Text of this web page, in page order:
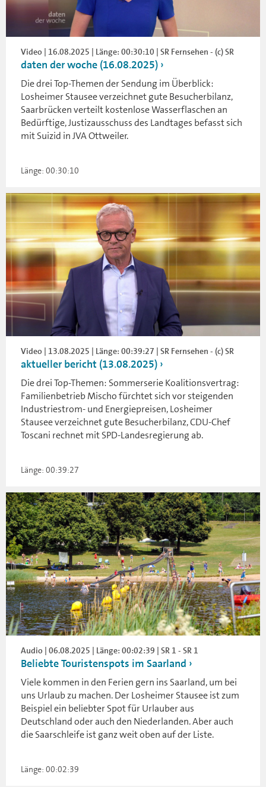
Video | 16.08.2025 | Länge: 00:30:10 | SR Fernsehen - (c) SR
daten der woche (16.08.2025)
Die drei Top-Themen der Sendung im Überblick:
Losheimer Stausee verzeichnet gute Besucherbilanz,
Saarbrücken verteilt kostenlose Wasserflaschen an
Bedürftige, Justizausschuss des Landtages befasst sich
mit Suizid in JVA Ottweiler.
Länge: 00:30:10
Video | 13.08.2025 | Länge: 00:39:27 | SR Fernsehen - (c) SR
aktueller bericht (13.08.2025)
Die drei Top-Themen: Sommerserie Koalitionsvertrag:
Familienbetrieb Mischo fürchtet sich vor steigenden
Industriestrom- und Energiepreisen, Losheimer
Stausee verzeichnet gute Besucherbilanz, CDU-Chef
Toscani rechnet mit SPD-Landesregierung ab.
Länge: 00:39:27
Audio | 06.08.2025 | Länge: 00:02:39 | SR 1 - SR 1
Beliebte Touristenspots im Saarland
Viele kommen in den Ferien gern ins Saarland, um bei
uns Urlaub zu machen. Der Losheimer Stausee ist zum
Beispiel ein beliebter Spot für Urlauber aus
Deutschland oder auch den Niederlanden. Aber auch
die Saarschleife ist ganz weit oben auf der Liste.
Länge: 00:02:39